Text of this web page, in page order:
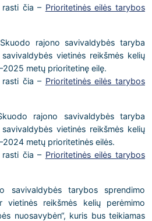
rasti čia – Prioritetinės eilės tarybos
rajono savivaldybės taryba
vietinės reikšmės kelių
metų prioritetinę eilę.
rasti čia – Prioritetinės eilės tarybos
rajono savivaldybės taryba
vietinės reikšmės kelių
metų prioritetinės eilės.
rasti čia – Prioritetinės eilės tarybos
savivaldybės tarybos sprendimo
reikšmės kelių perėmimo
nuosavybėn“, kuris bus teikiamas